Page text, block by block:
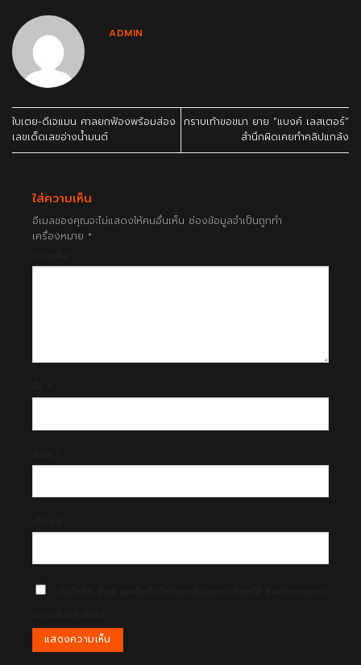
ADMIN
ใบเตย-ดีเจแมน ศาลยกฟ้องพร้อมส่อง
เลขเด็ดเลขอ่างน้ำมนต์
กราบเท้าขอขมา ยาย “แบงค์ เลสเตอร์”
สำนึกผิดเคยทำคลิปแกล้ง
ใส่ความเห็น
อีเมลของคุณจะไม่แสดงให้คนอื่นเห็น ช่องข้อมูลจำเป็นถูกทำ
เครื่องหมาย *